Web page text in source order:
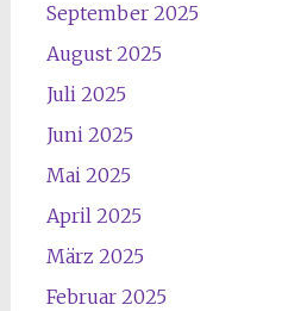
September 2025
August 2025
Juli 2025
Juni 2025
Mai 2025
April 2025
März 2025
Februar 2025